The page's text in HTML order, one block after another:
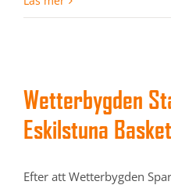
Wetterbygden
Eskilstuna
Efter att Wetterbygden